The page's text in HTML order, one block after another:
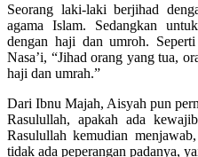
Seorang laki-laki berjihad
agama Islam. Sedangkan
dengan haji dan umroh.
Nasa’i, “Jihad orang yang tua,
haji dan umrah.”
Dari Ibnu Majah, Aisyah pun
Rasulullah, apakah ada
Rasulullah kemudian
tidak ada peperangan padanya,